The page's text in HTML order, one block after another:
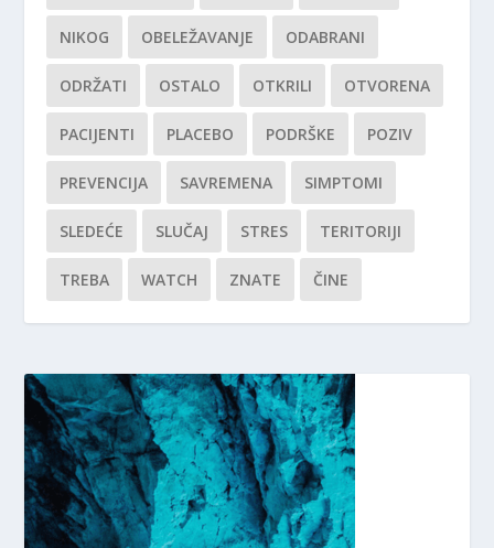
NIKOG OBELEŽAVANJE ODABRANI
ODRŽATI OSTALO OTKRILI OTVORENA
PACIJENTI PLACEBO PODRŠKE POZIV
PREVENCIJA SAVREMENA SIMPTOMI
SLEDEĆE SLUČAJ STRES TERITORIJI
TREBA WATCH ZNATE ČINE